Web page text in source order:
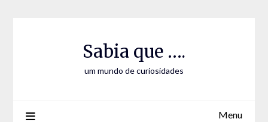
Sabia que ….
um mundo de curiosidades
Menu